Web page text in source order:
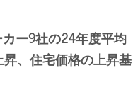
ー9社の24年度平均
、住宅価格の上昇基